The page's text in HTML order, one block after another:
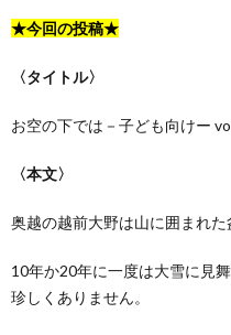
★今回の投稿★
〈タイトル〉
お空の下では－子ども向けー
〈本文〉
奥越の越前大野は山に囲まれた
10年か20年に一度は大雪に見
珍しくありません。